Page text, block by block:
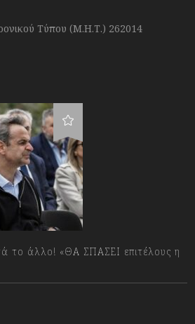
Τύπου (Μ.Η.Τ.) 262014
άλλο! «ΘΑ ΣΠΑΣΕΙ επιτέλους η